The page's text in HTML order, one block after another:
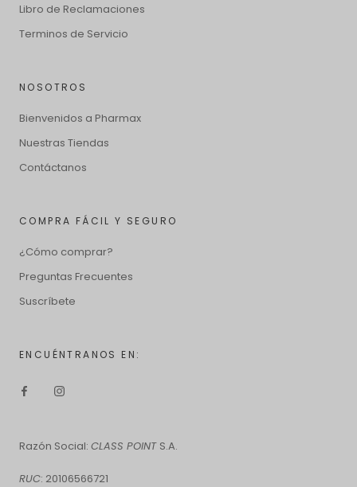
Libro de Reclamaciones
Terminos de Servicio
NOSOTROS
Bienvenidos a Pharmax
Nuestras Tiendas
Contáctanos
COMPRA FÁCIL Y SEGURO
¿Cómo comprar?
Preguntas Frecuentes
Suscríbete
ENCUÉNTRANOS EN:
Razón Social: CLASS POINT S.A.
RUC: 20106566721